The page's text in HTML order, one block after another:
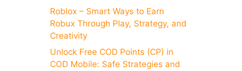
Roblox – Smart Ways to Earn
Robux Through Play, Strategy, and
Creativity
Unlock Free COD Points (CP) in
COD Mobile: Safe Strategies and